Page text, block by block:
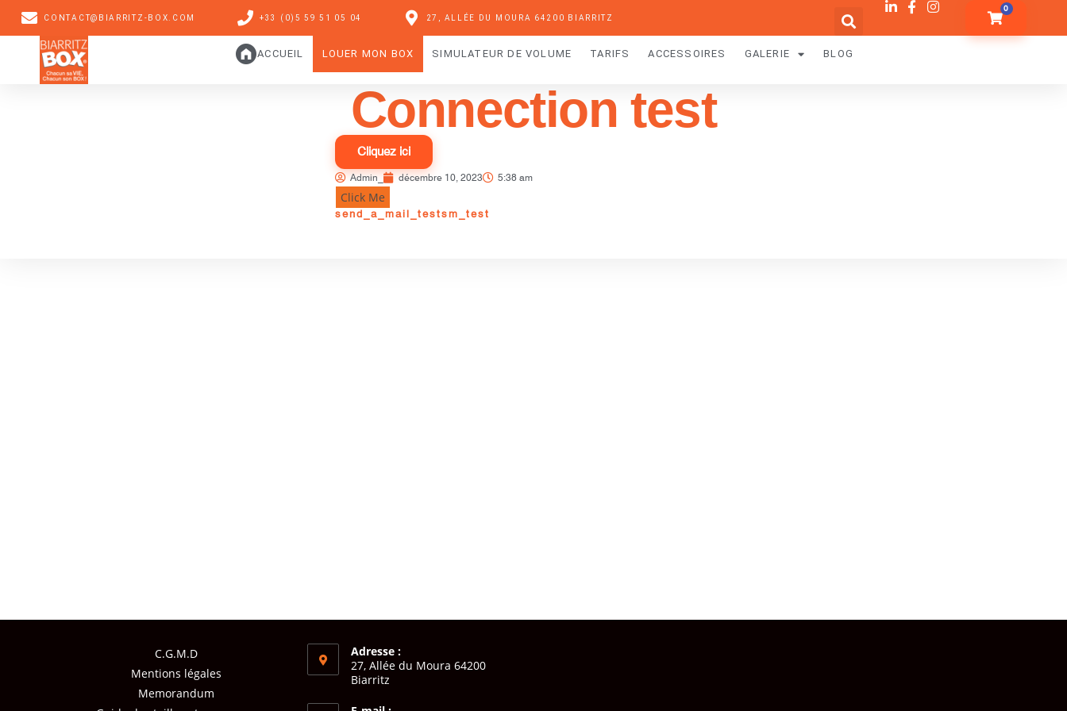
CONTACT@BIARRITZ-BOX.COM +33 (0)5 59 51 05 04 27, ALLÉE DU MOURA 64200 BIARRITZ
0
ACCUEIL LOUER MON BOX SIMULATEUR DE VOLUME TARIFS ACCESSOIRES GALERIE BLOG
Connection test
Cliquez ici
Admin_ décembre 10, 2023 5:38 am
Click Me
send_a_mail_testsm_test
C.G.M.D
Mentions légales
Memorandum
Adresse :
27, Allée du Moura 64200
Biarritz